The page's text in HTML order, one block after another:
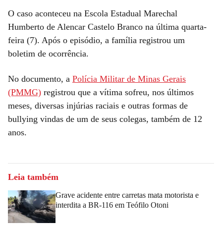
O caso aconteceu na Escola Estadual Marechal
Humberto de Alencar Castelo Branco na última quarta-
feira (7). Após o episódio, a família registrou um
boletim de ocorrência.
No documento, a Polícia Militar de Minas Gerais
(PMMG) registrou que a vítima sofreu, nos últimos
meses, diversas injúrias raciais e outras formas de
bullying vindas de um de seus colegas, também de 12
anos.
Leia também
Grave acidente entre carretas mata motorista e
interdita a BR-116 em Teófilo Otoni